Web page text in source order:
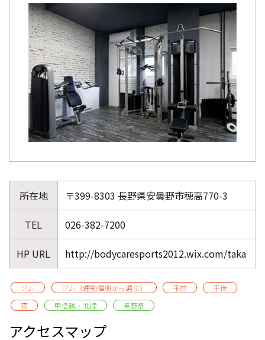
所在地 〒399-8303 長野県安曇野市穂高770-3
TEL 026-382-7200
HP URL http://bodycaresports2012.wix.com/taka
ジム ジム（運動種別から選ぶ） 午前
午後
夜
甲信越・北陸 長野県
アクセスマップ